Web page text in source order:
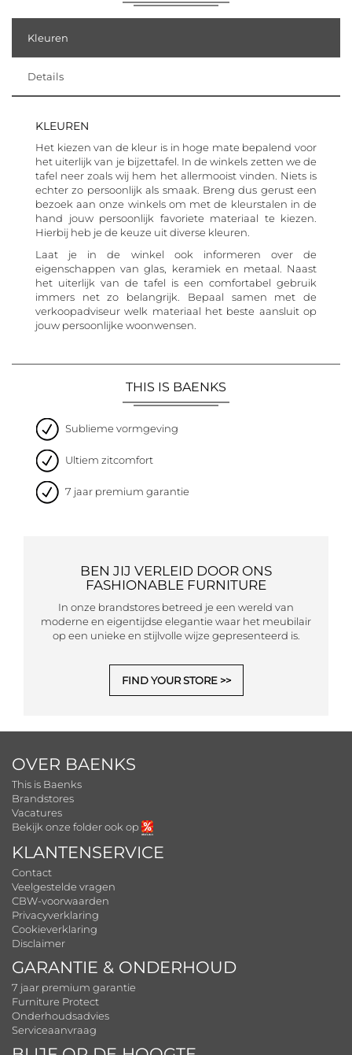
Kleuren
Details
KLEUREN
Het kiezen van de kleur is in hoge mate bepalend voor
het uiterlijk van je bijzettafel. In de winkels zetten we de
tafel neer zoals wij hem het allermooist vinden. Niets is
echter zo persoonlijk als smaak. Breng dus gerust een
bezoek aan onze winkels om met de kleurstalen in de
hand jouw persoonlijk favoriete materiaal te kiezen.
Hierbij heb je de keuze uit diverse kleuren.
Laat je in de winkel ook informeren over de
eigenschappen van glas, keramiek en metaal. Naast
het uiterlijk van de tafel is een comfortabel gebruik
immers net zo belangrijk. Bepaal samen met de
verkoopadviseur welk materiaal het beste aansluit op
jouw persoonlijke woonwensen.
THIS IS BAENKS
Sublieme vormgeving
Ultiem zitcomfort
7 jaar premium garantie
BEN JIJ VERLEID DOOR ONS
FASHIONABLE FURNITURE
In onze brandstores betreed je een wereld van
moderne en eigentijdse elegantie waar het meubilair
op een unieke en stijlvolle wijze gepresenteerd is.
FIND YOUR STORE
OVER BAENKS
This is Baenks
Brandstores
Vacatures
Bekijk onze folder ook op
KLANTENSERVICE
Contact
Veelgestelde vragen
CBW-voorwaarden
Privacyverklaring
Cookieverklaring
Disclaimer
GARANTIE & ONDERHOUD
7 jaar premium garantie
Furniture Protect
Onderhoudsadvies
Serviceaanvraag